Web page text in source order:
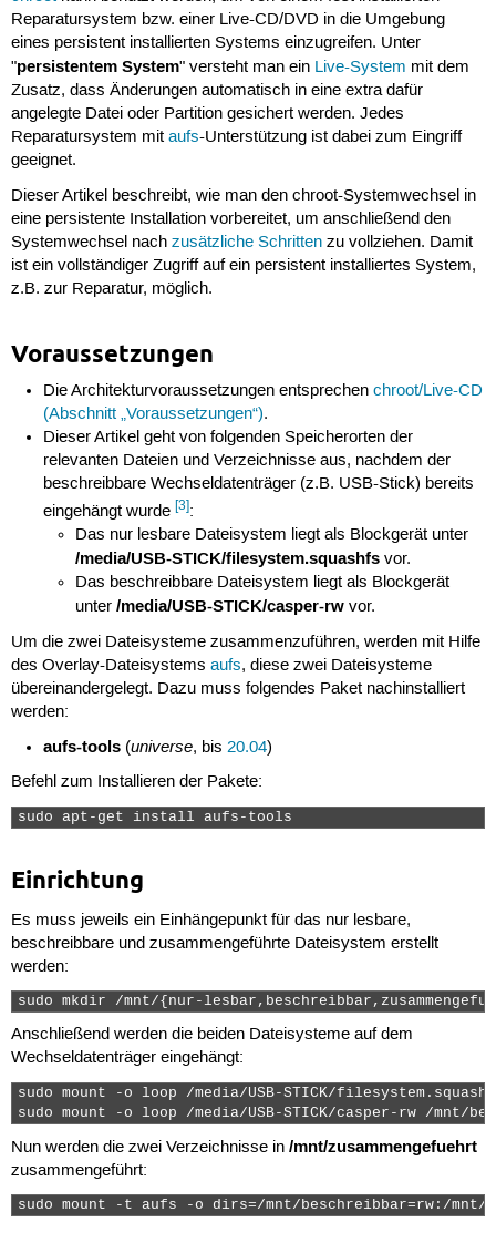
Reparatursystem bzw. einer Live-CD/DVD in die Umgebung
eines persistent installierten Systems einzugreifen. Unter
"persistentem System" versteht man ein Live-System mit dem
Zusatz, dass Änderungen automatisch in eine extra dafür
angelegte Datei oder Partition gesichert werden. Jedes
Reparatursystem mit aufs-Unterstützung ist dabei zum Eingriff
geeignet.
Dieser Artikel beschreibt, wie man den chroot-Systemwechsel in
eine persistente Installation vorbereitet, um anschließend den
Systemwechsel nach zusätzliche Schrittenzu vollziehen. Damit
ist ein vollständiger Zugriff auf ein persistent installiertes System,
z.B. zur Reparatur, möglich.
Voraussetzungen
Die Architekturvoraussetzungen entsprechenchroot/Live-CD
(Abschnitt „Voraussetzungen“).
Dieser Artikel geht von folgenden Speicherorten der
relevanten Dateien und Verzeichnisse aus, nachdem der
beschreibbare Wechseldatenträger (z.B. USB-Stick) bereits
eingehängt wurde[3]:
Das nur lesbare Dateisystem liegt als Blockgerät unter
/media/USB-STICK/filesystem.squashfs vor.
Das beschreibbare Dateisystem liegt als Blockgerät
unter/media/USB-STICK/casper-rw vor.
Um die zwei Dateisysteme zusammenzuführen, werden mit Hilfe
des Overlay-Dateisystems aufs, diese zwei Dateisysteme
übereinandergelegt. Dazu muss folgendes Paket nachinstalliert
werden:
aufs-tools (universe, bis20.04)
Befehl zum Installieren der Pakete:
sudo apt-get install aufs-tools
Einrichtung
Es muss jeweils ein Einhängepunkt für das nur lesbare,
beschreibbare und zusammengeführte Dateisystem erstellt
werden:
sudo mkdir /mnt/{nur-
Anschließend werden die beiden Dateisysteme auf dem
Wechseldatenträger eingehängt:
sudo mount -o loop /media/USB-STICK/
sudo mount -o loop /media/USB-STICK/casper-rw /mnt/
Nun werden die zwei Verzeichnisse in /mnt/zusammengefuehrt
zusammengeführt:
sudo mount -t aufs -o dirs=/mnt/beschreibbar=rw:/mnt/